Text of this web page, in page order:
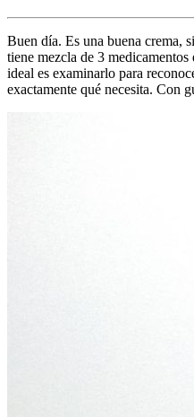
Buen día. Es una buena crema,
tiene mezcla de 3
ideal es examinarlo para
exactamente qué necesita. Con